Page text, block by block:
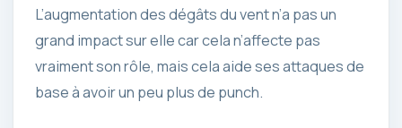
L’augmentation des dégâts du vent n’a pas un
grand impact sur elle car cela n’affecte pas
vraiment son rôle, mais cela aide ses attaques de
base à avoir un peu plus de punch.